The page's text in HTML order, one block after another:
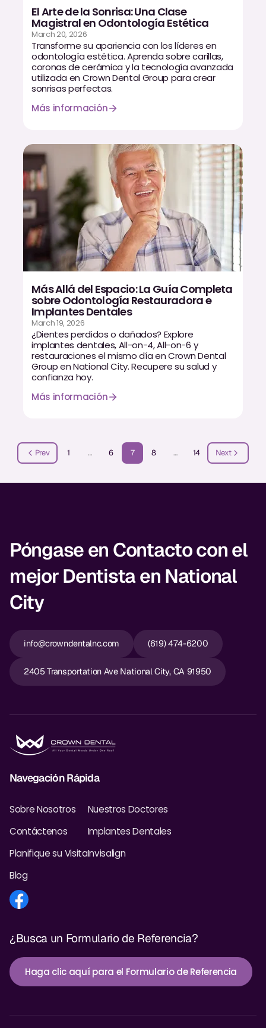
El Arte de la Sonrisa: Una Clase
Magistral en Odontología Estética
March 20, 2026
Transforme su apariencia con los líderes en
odontología estética. Aprenda sobre carillas,
coronas de cerámica y la tecnología avanzada
utilizada en Crown Dental Group para crear
sonrisas perfectas.
Más información
Más Allá del Espacio: La Guía Completa
sobre Odontología Restauradora e
Implantes Dentales
March 19, 2026
¿Dientes perdidos o dañados? Explore
implantes dentales, All-on-4, All-on-6 y
restauraciones el mismo día en Crown Dental
Group en National City. Recupere su salud y
confianza hoy.
Más información
Prev 1 … 6 7 8 … 14 Next
Póngase en Contacto con el
mejor Dentista en National
City
info@crowndentalnc.com (619) 474-6200
2405 Transportation Ave National City, CA 91950
Navegación Rápida
Sobre Nosotros
Contáctenos
Planifique su Visita
Blog
Nuestros Doctores
Implantes Dentales
Invisalign
¿Busca un Formulario de Referencia?
Haga clic aquí para el Formulario de Referencia